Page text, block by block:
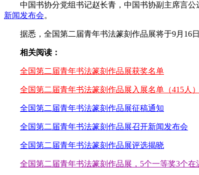
中国书协分党组书记赵长青，中国书协副主席言公
新闻发布会。
据悉，全国第二届青年书法篆刻作品展将于9月16日
相关阅读：
全国第二届青年书法篆刻作品展获奖名单
全国第二届青年书法篆刻作品展入展名单（415人）
全国第二届青年书法篆刻作品展征稿通知
全国第二届青年书法篆刻作品展召开新闻发布会
全国第二届青年书法篆刻作品展评选揭晓
全国第二届青年书法篆刻作品展，5个一等奖3个在